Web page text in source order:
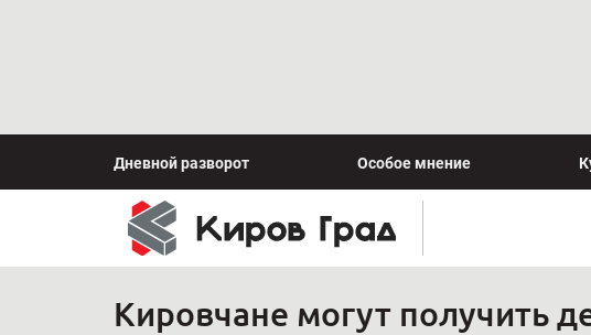
Дневной разворот Особое мнение
Кировчане могут получить